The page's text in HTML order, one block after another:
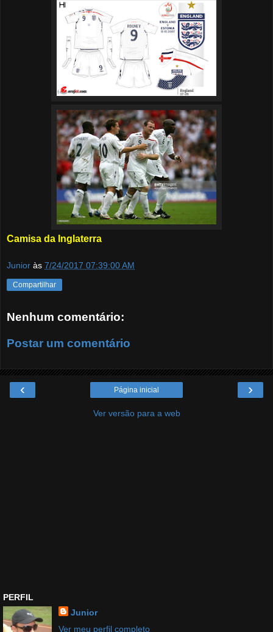
Camisa da Inglaterra
Junior às 7/24/2017 07:39:00 AM
Compartilhar
Nenhum comentário:
Postar um comentário
‹ ›
Página inicial
Ver versão para a web
PERFIL
Junior
Ver meu perfil completo